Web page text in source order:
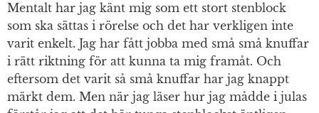
Mentalt har jag känt mig som ett stort stenblock
som ska sättas i rörelse och det har verkligen inte
varit enkelt. Jag har fått jobba med små små knuffar
i rätt riktning för att kunna ta mig framåt. Och
eftersom det varit så små knuffar har jag knappt
märkt dem. Men när jag läser hur jag mådde i julas